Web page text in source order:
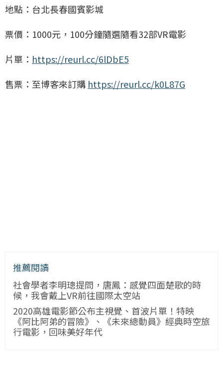
地點：台北長春國賓影城
票價：1000元，100分鐘隨選隨看32部VR電影
片單： https://reurl.cc/6lDbE5
售票：至博客來訂購 https://reurl.cc/k0L87G
推薦閱讀
社會學者李明璁提問，唐鳳：感覺四面楚歌的時
候，我會戴上VR前往國際太空站
2020高雄電影節公布主視覺、首波片單！特映
《阿比阿弟的冒險》、《未來總動員》經典時空旅
行電影，回味美好年代